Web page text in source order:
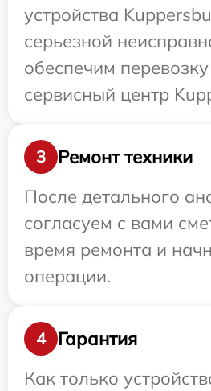
устройства
серьезной
обеспечим
сервисный центр
3
Ремонт техники
После детального
согласуем с вами
время ремонта и
операции.
4
Гарантия
Как только